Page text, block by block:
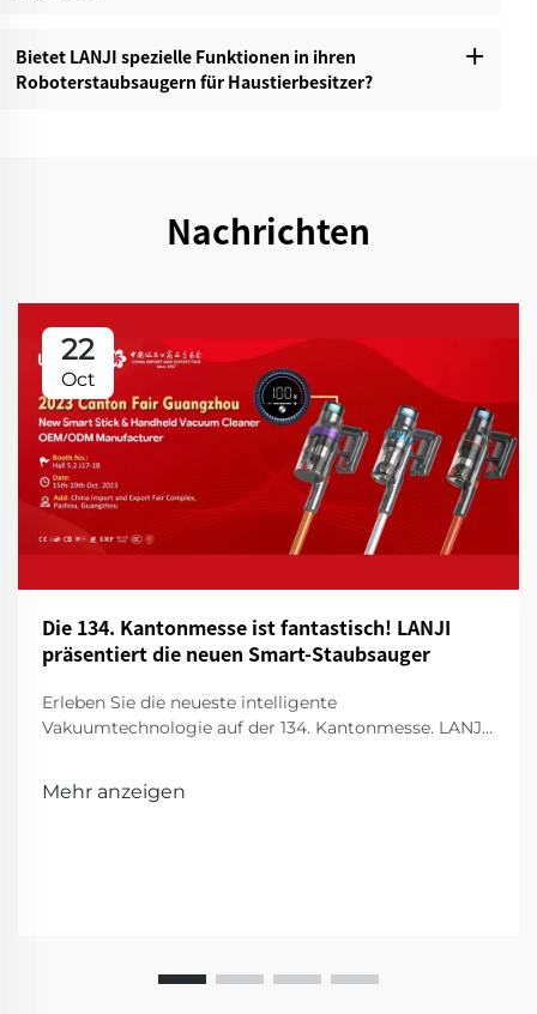
Bietet LANJI spezielle Funktionen in ihren
Roboterstaubsaugern für Haustierbesitzer?‌
Nachrichten
22
Oct
Die 134. Kantonmesse ist fantastisch! LANJI
präsentiert die neuen Smart-Staubsauger
Erleben Sie die neueste intelligente
Vakuumtechnologie auf der 134. Kantonmesse. LANJI
für eine Vorführung!
Mehr anzeigen